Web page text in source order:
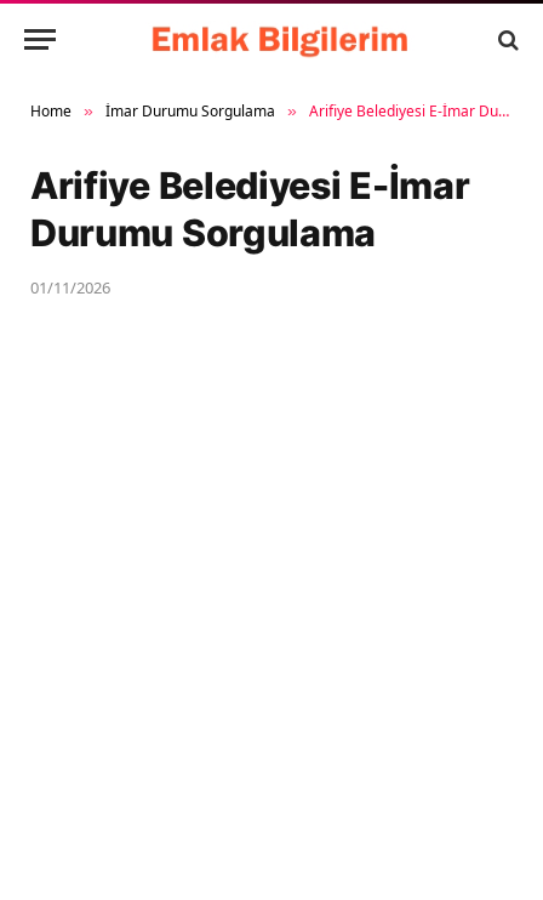
Home » İmar Durumu Sorgulama » Arifiye Belediyesi E-İmar Durumu Sorgulama
Arifiye Belediyesi E-İmar
Durumu Sorgulama
01/11/2026